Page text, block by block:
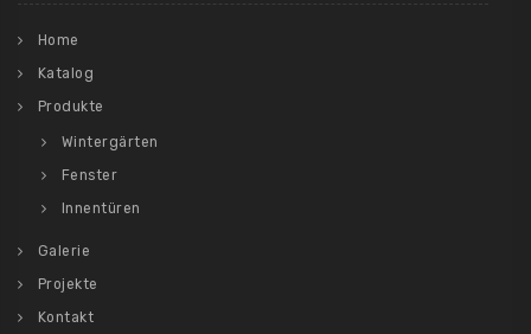
Home
Katalog
Produkte
Wintergärten
Fenster
Innentüren
Galerie
Projekte
Kontakt